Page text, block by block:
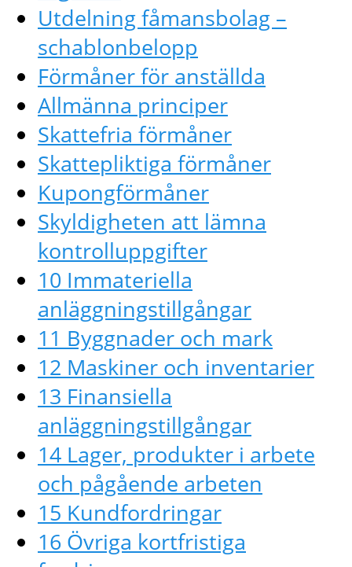
Utdelning fåmansbolag –
schablonbelopp
Förmåner för anställda
Allmänna principer
Skattefria förmåner
Skattepliktiga förmåner
Kupongförmåner
Skyldigheten att lämna
kontrolluppgifter
10 Immateriella
anläggningstillgångar
11 Byggnader och mark
12 Maskiner och inventarier
13 Finansiella
anläggningstillgångar
14 Lager, produkter i arbete
och pågående arbeten
15 Kundfordringar
16 Övriga kortfristiga